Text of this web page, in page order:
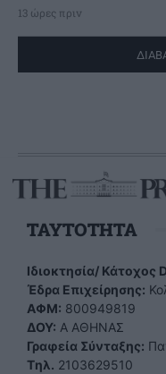
13 ώρες πριν
TAYTOTHTA
Ιδιοκτησία/ Κάτοχος
Έδρα Επιχείρησης:
ΑΦΜ: 800949819
ΔΟΥ: Α ΑΘΗΝΑΣ
Γραφεία Σύνταξης:
Tηλ. 2103629510